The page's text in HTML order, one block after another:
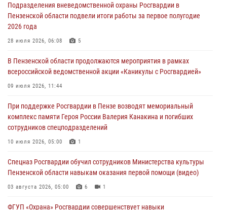
05 августа 2026, 06:15
В Пензе сотрудники Росгвардии оказали помощь
дезориентированному пенсионеру
В Пензе при силовой поддержке Росгвардии пресечена
деятельность ОПГ, маскировавшейся под реабилитационный центр
04 августа 2026, 07:05 4
В Управлении Росгвардии по Пензенской области подвели итоги
работы за первое полугодие 2026 года
Подразделения вневедомственной охраны Росгвардии в
Пензенской области подвели итоги работы за первое полугодие
2026 года
28 июля 2026, 06:08 5
В Пензенской области продолжаются мероприятия в рамках
всероссийской ведомственной акции «Каникулы с Росгвардией»
09 июля 2026, 11:44
При поддержке Росгвардии в Пензе возводят мемориальный
комплекс памяти Героя России Валерия Канакина и погибших
сотрудников спецподразделений
10 июля 2026, 05:00 1
Спецназ Росгвардии обучил сотрудников Министерства культуры
Пензенской области навыкам оказания первой помощи (видео)
03 августа 2026, 05:00 6 1
ФГУП «Охрана» Росгвардии совершенствует навыки